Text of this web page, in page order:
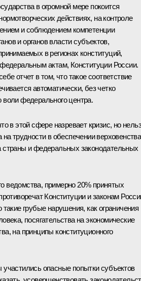
в огромной мере покоится
действиях, на контроле
и соблюдением компетенции
и органов власти субъектов,
в регионах конституций,
актам, Конституции России.
отчет в том, что такое соответствие
автоматически, без четко
воли федерального центра.
в этой сфере назревает кризис, но
на трудности в обеспечении верховенства
страны и федеральных законодательных
ведомства, примерно 20% принятых
Конституции и законам
такие грубые нарушения, как ограничения
посягательства на экономические
на принципы конституционного
участились опасные попытки субъектов